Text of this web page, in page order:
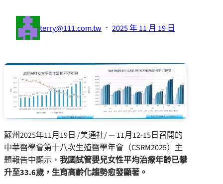
terry@111.com.tw · 2025 年 11 月 19 日
蘇州2025年11月19日 /美通社/ — 11月12-15日召開的
中華醫學會第十八次生殖醫學年會（CSRM2025）主
題報告中顯示， 我國試管嬰兒女性平均治療年齡已攀
升至33.6歲，生育高齡化趨勢愈發顯著。